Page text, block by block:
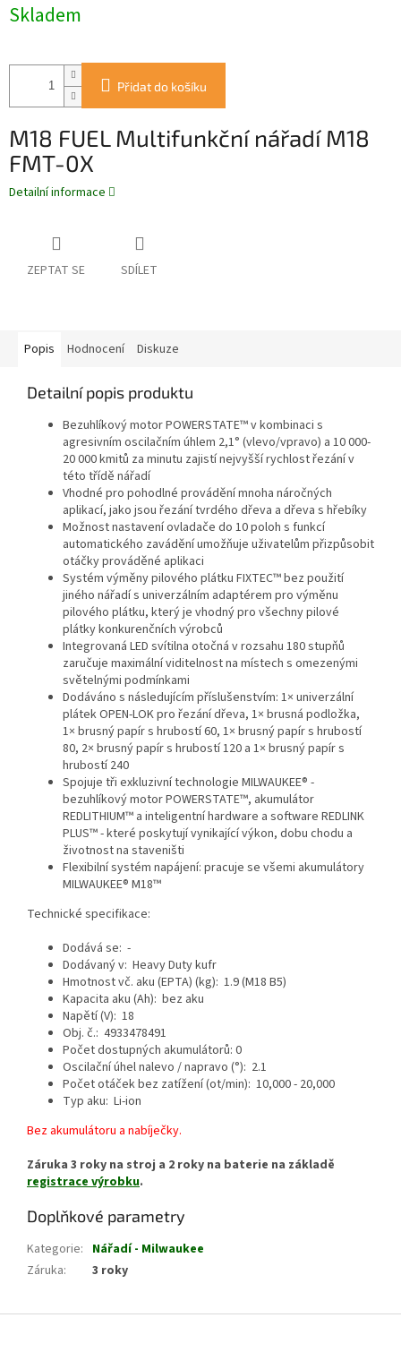
cena:
Skladem
Přidat do košíku
M18 FUEL Multifunkční nářadí M18
FMT-0X
Detailní informace
ZEPTAT SE SDÍLET
Popis Hodnocení Diskuze
Detailní popis produktu
Bezuhlíkový motor POWERSTATE™ v kombinaci s
agresivním oscilačním úhlem 2,1° (vlevo/vpravo) a 10 000-
20 000 kmitů za minutu zajistí nejvyšší rychlost řezání v
této třídě nářadí
Vhodné pro pohodlné provádění mnoha náročných
aplikací, jako jsou řezání tvrdého dřeva a dřeva s hřebíky
Možnost nastavení ovladače do 10 poloh s funkcí
automatického zavádění umožňuje uživatelům přizpůsobit
otáčky prováděné aplikaci
Systém výměny pilového plátku FIXTEC™ bez použití
jiného nářadí s univerzálním adaptérem pro výměnu
pilového plátku, který je vhodný pro všechny pilové
plátky konkurenčních výrobců
Integrovaná LED svítilna otočná v rozsahu 180 stupňů
zaručuje maximální viditelnost na místech s omezenými
světelnými podmínkami
Dodáváno s následujícím příslušenstvím: 1× univerzální
plátek OPEN-LOK pro řezání dřeva, 1× brusná podložka,
1× brusný papír s hrubostí 60, 1× brusný papír s hrubostí
80, 2× brusný papír s hrubostí 120 a 1× brusný papír s
hrubostí 240
Spojuje tři exkluzivní technologie MILWAUKEE® -
bezuhlíkový motor POWERSTATE™, akumulátor
REDLITHIUM™ a inteligentní hardware a software REDLINK
PLUS™ - které poskytují vynikající výkon, dobu chodu a
životnost na staveništi
Flexibilní systém napájení: pracuje se všemi akumulátory
MILWAUKEE® M18™
Technické specifikace:
​Dodává se: -
Dodávaný v: Heavy Duty kufr
Hmotnost vč. aku (EPTA) (kg): 1.9 (M18 B5)
Kapacita aku (Ah): bez aku
Napětí (V): 18
Obj. č.: 4933478491
Počet dostupných akumulátorů: 0
Oscilační úhel nalevo / napravo (°): 2.1
Počet otáček bez zatížení (ot/min): 10,000 - 20,000
Typ aku: Li-ion
Bez akumulátoru a nabíječky.
Záruka 3 roky na stroj a 2 roky na baterie na základě
registrace výrobku.
Doplňkové parametry
Kategorie: Nářadí - Milwaukee
Záruka: 3 roky